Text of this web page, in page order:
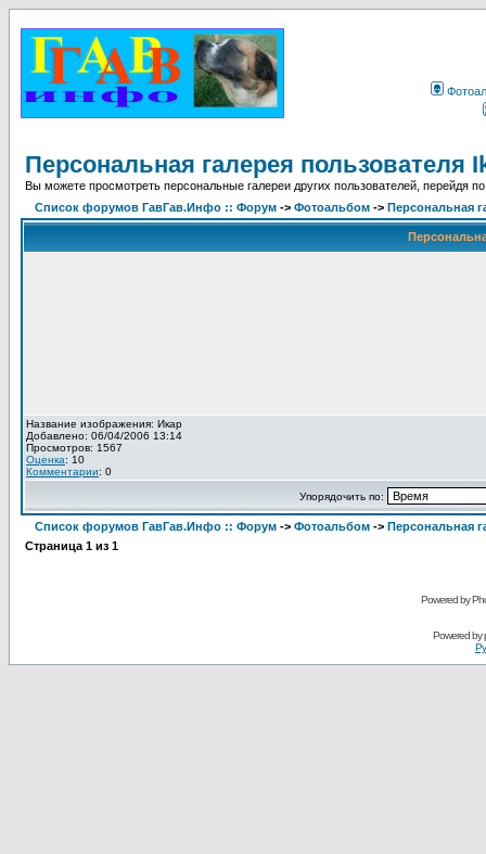
Персональная галерея пользователя
Вы можете просмотреть персональные галереи других пользователей, перейдя
Список форумов ГавГав.Инфо :: Форум -> Фотоальбом -> Персональная
Название изображения: Икар
Добавлено: 06/04/2006 13:14
Просмотров: 1567
Оценка: 10
Комментарии: 0
Упорядочить по:
Список форумов ГавГав.Инфо :: Форум -> Фотоальбом -> Персональная
Страница 1 из 1
Powered by
Powered by